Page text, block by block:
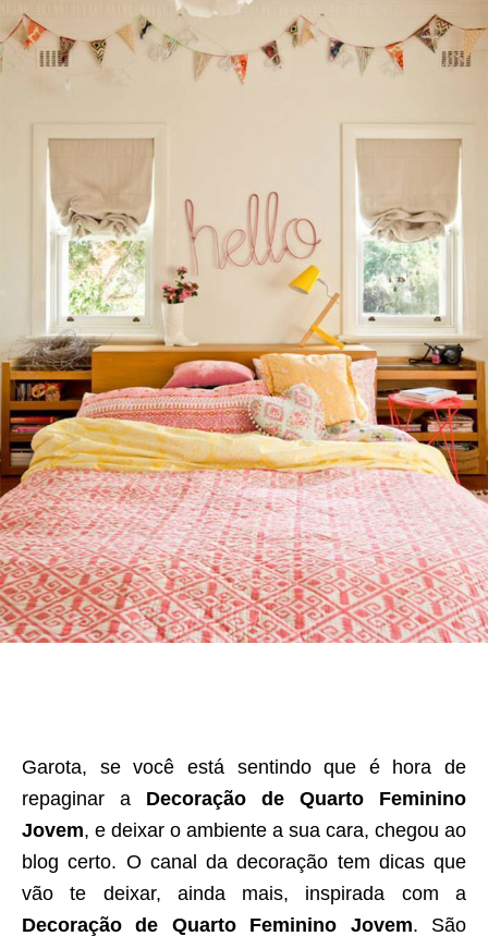
Garota, se você está sentindo que é hora de
repaginar a Decoração de Quarto Feminino
Jovem, e deixar o ambiente a sua cara, chegou ao
blog certo. O canal da decoração tem dicas que
vão te deixar, ainda mais, inspirada com a
Decoração de Quarto Feminino Jovem. São